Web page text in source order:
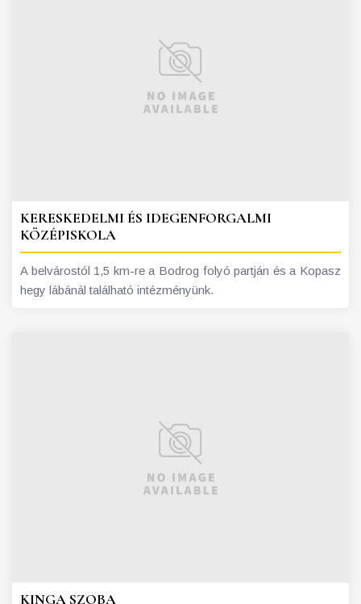
KERESKEDELMI ÉS IDEGENFORGALMI
KÖZÉPISKOLA
A belvárostól 1,5 km-re a Bodrog folyó partján és a Kopasz
hegy lábánál található intézményünk.
KINGA SZOBA